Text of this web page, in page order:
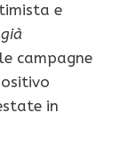
e
campagne
in